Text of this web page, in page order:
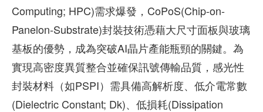
Computing; HPC)需求爆發，CoPoS(Chip-on-
Panelon-Substrate)封裝技術憑藉大尺寸面板與玻璃
基板的優勢，成為突破AI晶片產能瓶頸的關鍵。為
實現高密度異質整合並確保訊號傳輸品質，感光性
封裝材料（如PSPI）需具備高解析度、低介電常數
(Dielectric Constant; Dk)、低損耗(Dissipation